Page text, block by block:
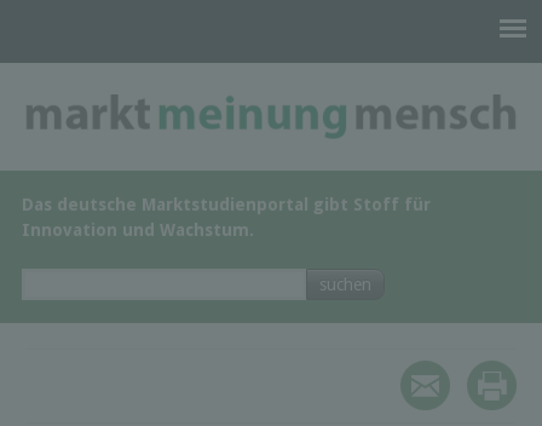
Das deutsche Marktstudienportal gibt Stoff für
Innovation und Wachstum.